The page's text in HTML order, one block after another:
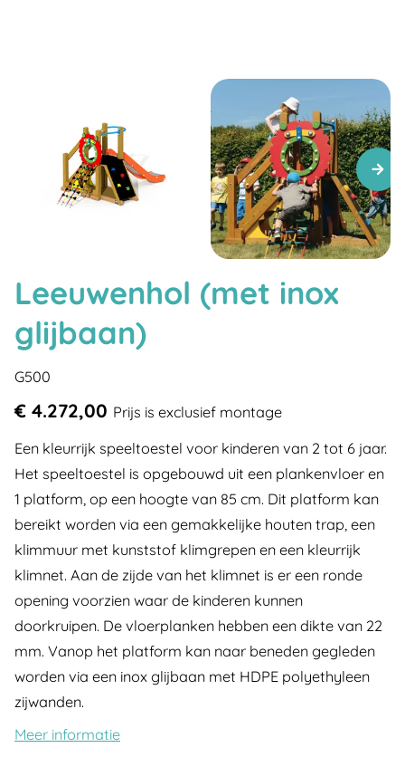
Leeuwenhol (met inox
glijbaan)
G500
€ 4.272,00 Prijs is exclusief montage
Een kleurrijk speeltoestel voor kinderen van 2 tot 6 jaar.
Het speeltoestel is opgebouwd uit een plankenvloer en
1 platform, op een hoogte van 85 cm. Dit platform kan
bereikt worden via een gemakkelijke houten trap, een
klimmuur met kunststof klimgrepen en een kleurrijk
klimnet. Aan de zijde van het klimnet is er een ronde
opening voorzien waar de kinderen kunnen
doorkruipen. De vloerplanken hebben een dikte van 22
mm. Vanop het platform kan naar beneden gegleden
worden via een inox glijbaan met HDPE polyethyleen
zijwanden.
Meer informatie